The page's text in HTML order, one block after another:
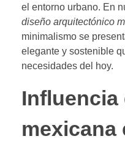
el entorno urbano. En
diseño arquitectónico
minimalismo se
elegante y sostenible
necesidades del hoy.
Influencia
mexicana